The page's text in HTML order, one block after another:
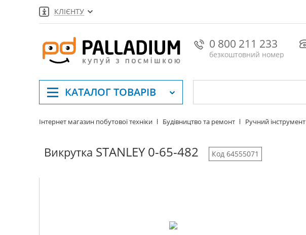
КЛІЄНТУ
0 800 211 233
безкоштовний номер
КАТАЛОГТОВАРІВ
Інтернет магазин побутової техніки Будівництво та ремонт Ручний інструмент
Викрутка STANLEY 0-65-482 Код 64555071